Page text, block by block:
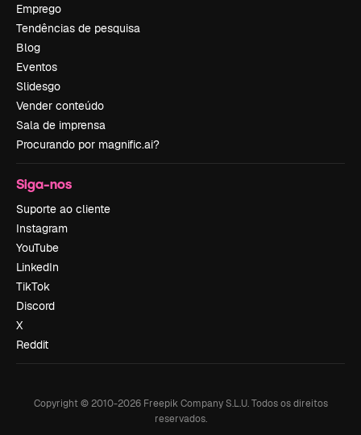
Emprego
Tendências de pesquisa
Blog
Eventos
Slidesgo
Vender conteúdo
Sala de imprensa
Procurando por magnific.ai?
Siga-nos
Suporte ao cliente
Instagram
YouTube
LinkedIn
TikTok
Discord
X
Reddit
Copyright © 2010-2026Freepik Company S.L.U. Todos os direitos
reservados.